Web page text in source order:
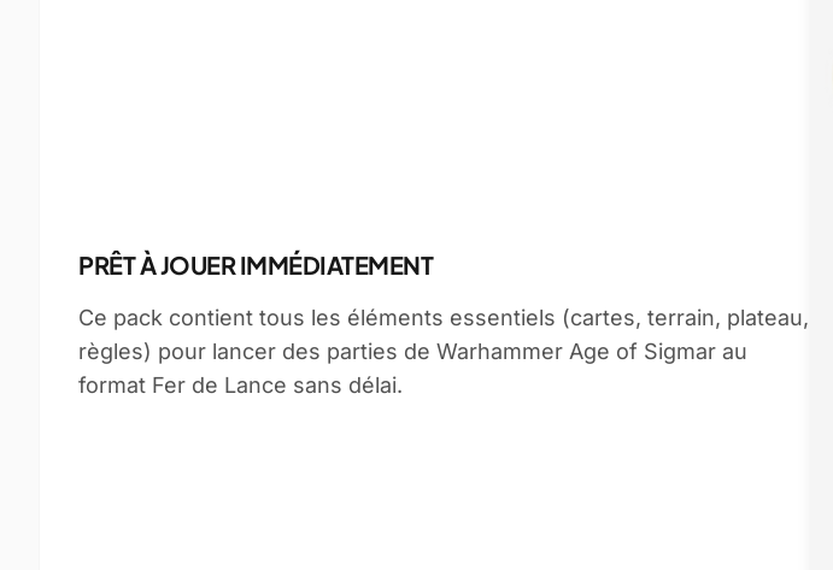
PRÊT À JOUER IMMÉDIATEMENT
Ce pack contient tous les éléments essentiels (cartes, terrain, plateau,
règles) pour lancer des parties de Warhammer Age of Sigmar au
format Fer de Lance sans délai.